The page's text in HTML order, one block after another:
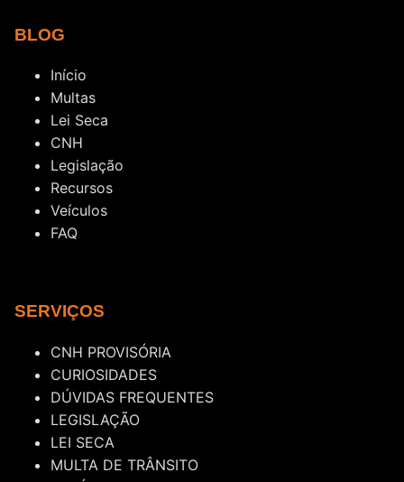
BLOG
Início
Multas
Lei Seca
CNH
Legislação
Recursos
Veículos
FAQ
SERVIÇOS
CNH PROVISÓRIA
CURIOSIDADES
DÚVIDAS FREQUENTES
LEGISLAÇÃO
LEI SECA
MULTA DE TRÂNSITO